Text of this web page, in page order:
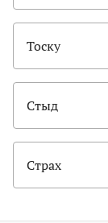
Тоску
Стыд
Страх